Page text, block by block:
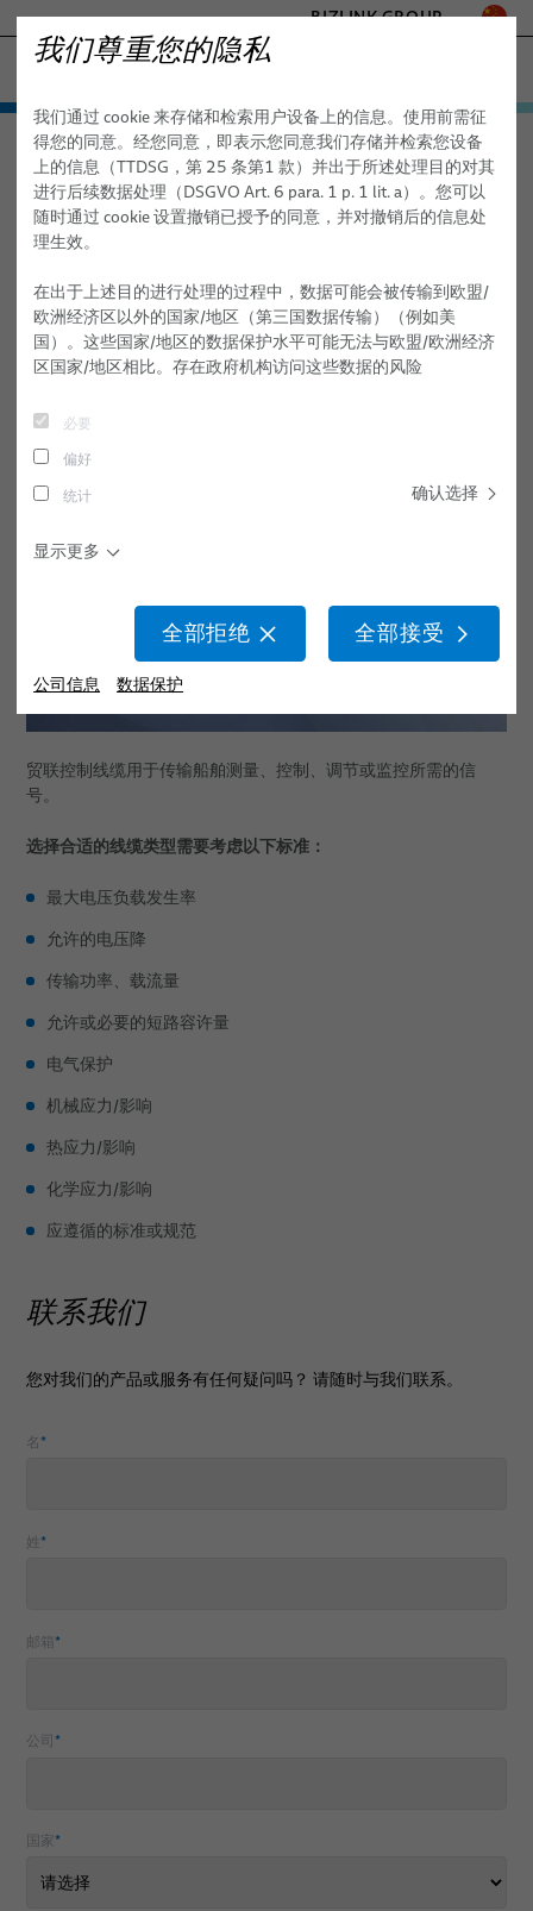
BIZLINK GROUP
工厂自动化与机械
医疗
交通
半导体技术
通讯与网络
- ENGINEERED SOLUTIONS
SILICONE CABLE SOLUTIONS
产品与服务
海事线缆
BizLink SeaLine® 防爆电缆
BizLink SeaLine® BWTS 线缆
BizLink SeaLine® 以太网线缆
BizLink SeaLine® 耐火线缆
BizLink SeaLine® 闭路电视摄像机线缆
BizLink SeaLine® 控制线缆
BizLink SeaLine® 光缆
BizLink SeaLine® 高温线缆
线缆系统
用于发动机控制的线缆系统
涂层线缆系统
耐火线缆系统 PH 180
卷绕式线缆系统
服务
物流
研发
特殊认证和测试
商船
码头
销售网络
关于我们
技术
出版物
活动
海事 产品与服务 海事线缆 BizLink SeaLine® 控制线缆
BizLink SeaLine® 控制线缆
贸联控制线缆用于传输船舶测量、控制、调节或监控所需的信
号。
选择合适的线缆类型需要考虑以下标准：
最大电压负载发生率
允许的电压降
传输功率、载流量
允许或必要的短路容许量
电气保护
机械应力/影响
热应力/影响
化学应力/影响
应遵循的标准或规范
联系我们
您对我们的产品或服务有任何疑问吗？ 请随时与我们联系。
名*
姓 *
邮箱*
公司 *
国家*
我们尊重您的隐私
我们通过 cookie 来存储和检索用户设备上的信息。使用前需征
得您的同意。经您同意，即表示您同意我们存储并检索您设备
上的信息（TTDSG，第 25 条第1 款）并出于所述处理目的对其
进行后续数据处理（DSGVO Art. 6 para. 1 p. 1 lit. a）。您可以
随时通过 cookie 设置撤销已授予的同意，并对撤销后的信息处
理生效。
在出于上述目的进行处理的过程中，数据可能会被传输到欧盟/
欧洲经济区以外的国家/地区（第三国数据传输）（例如美
国）。这些国家/地区的数据保护水平可能无法与欧盟/欧洲经济
区国家/地区相比。存在政府机构访问这些数据的风险
必要
偏好
统计 确认选择
显示更多
全部拒绝 全部接受
公司信息 数据保护